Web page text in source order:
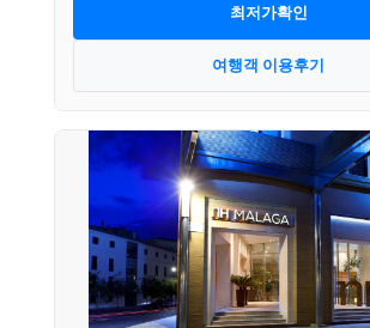
최저가확인
여행객 이용후기